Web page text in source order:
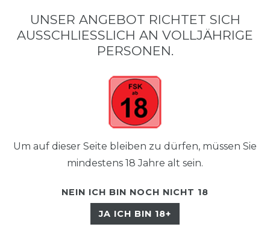
0
0,00 EUR
UNSER ANGEBOT RICHTET SICH
AUSSCHLIESSLICH AN VOLLJÄHRIGE P
ERSONEN.
Um auf dieser Seite bleiben zu dürfen, müssen Sie
mindestens 18 Jahre alt sein.
NEIN ICH BIN NOCH NICHT 18
JA ICH BIN 18+